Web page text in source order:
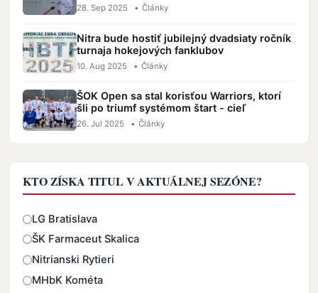
28. Sep 2025 • Články
Nitra bude hostiť jubilejný dvadsiaty ročník
turnaja hokejových fanklubov
10. Aug 2025 • Články
ŠOK Open sa stal korisťou Warriors, ktorí
šli po triumf systémom štart - cieľ
26. Jul 2025 • Články
KTO ZÍSKA TITUL V AKTUÁLNEJ SEZÓNE?
Odpovede
LG Bratislava
ŠK Farmaceut Skalica
Nitrianski Rytieri
MHbK Kométa